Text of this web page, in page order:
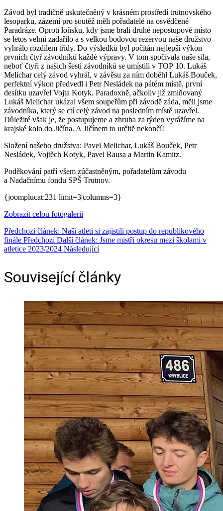
Závod byl tradičně uskutečněný v krásném prostředí trutnovského
lesoparku, zázemí pro soutěž měli pořadatelé na osvědčené
Paradráze. Oproti loňsku, kdy jsme brali druhé nepostupové místo
se letos velmi zadařilo a s velkou bodovou rezervou naše družstvo
vyhrálo rozdílem třídy. Do výsledků byl počítán nejlepší výkon
prvních čtyř závodníků každé výpravy. V tom spočívala naše síla,
neboť čtyři z našich šesti závodníků se umístili v TOP 10. Lukáš
Melichar celý závod vyhrál, v závěsu za ním doběhl Lukáš Bouček,
perfektní výkon předvedl i Petr Nesládek na pátém místě, první
desítku uzavřel Vojta Kotyk. Paradoxně, ačkoliv již zmiňovaný
Lukáš Melichar ukázal všem soupeřům při závodě záda, měli jsme
závodníka, který se ctí celý závod na posledním místě uzavřel.
Důležité však je, že postupujeme a zhruba za týden vyrážíme na
krajské kolo do Jičína. A Jičínem to určitě nekončí!
Složení našeho družstva: Pavel Melichar, Lukáš Bouček, Petr
Nesládek, Vojtěch Kotyk, Pavel Rausa a Martin Kamitz.
Poděkování patří všem zúčastněným, pořadatelům závodu
a Nadačnímu fondu SPŠ Trutnov.
{joomplucat:231 limit=3|columns=3}
Zobrazit celou fotogalerii
Předchozí článek: Naši atleti si zajistili postup do republikového
finále Předchozí Další článek: Jsme mistři okresu mezi školami v
atletice 2023/2024 Následující
Související články